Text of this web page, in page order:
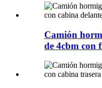
Camión
de 4cbm con